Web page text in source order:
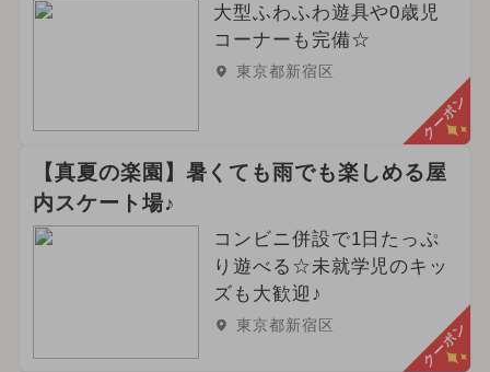
大型ふわふわ遊具や0歳児
コーナーも完備☆
東京都新宿区
クーポン
【真夏の楽園】暑くても雨でも楽しめる屋
内スケート場♪
コンビニ併設で1日たっぷ
り遊べる☆未就学児のキッ
ズも大歓迎♪
東京都新宿区 クーポン